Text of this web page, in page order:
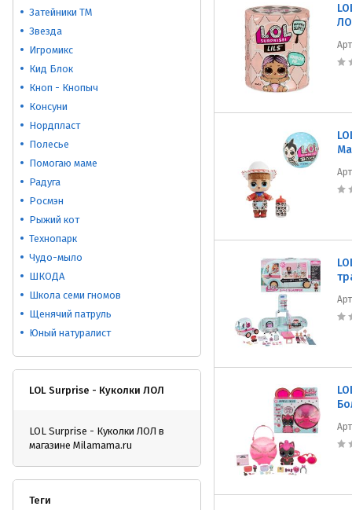
Затейники ТМ
Звезда
Игромикс
Кид Блок
Кноп - Кнопыч
Консуни
Нордпласт
Полесье
Помогаю маме
Радуга
Росмэн
Рыжий кот
Технопарк
Чудо-мыло
ШКОДА
Школа семи гномов
Щенячий патруль
Юный натуралист
LOL Surprise - Куколки ЛОЛ
LOL Surprise - Куколки ЛОЛ в
магазине Milamama.ru
Теги